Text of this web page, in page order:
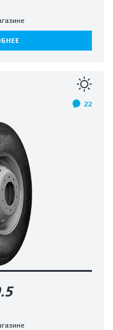
22